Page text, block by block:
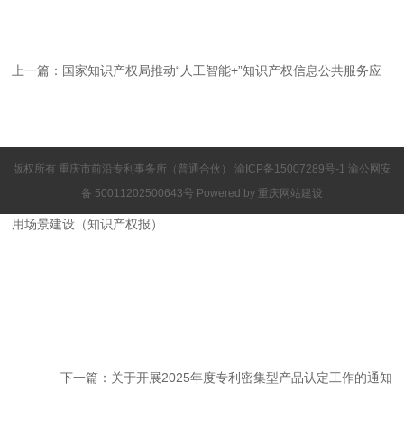
上一篇： 国家知识产权局推动“人工智能+”知识产权信息公共服务应
用场景建设（知识产权报）
下一篇： 关于开展2025年度专利密集型产品认定工作的通知
版权所有 重庆市前沿专利事务所（普通合伙） 渝ICP备15007289号-1 渝公网安
备 50011202500643号 Powered by 重庆网站建设